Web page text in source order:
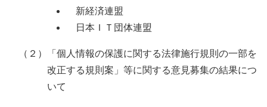
新経済連盟
日本ＩＴ団体連盟
（２）「個人情報の保護に関する法律施行規則の一部を
改正する規則案」等に関する意見募集の結果につ
いて